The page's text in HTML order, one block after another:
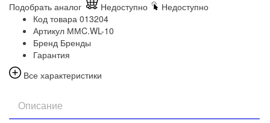
Подобрать аналог
Недоступно
Недоступно
Код товара 013204
Артикул ММC.WL-10
Бренд Бренды
Гарантия
Все характеристики
Описание